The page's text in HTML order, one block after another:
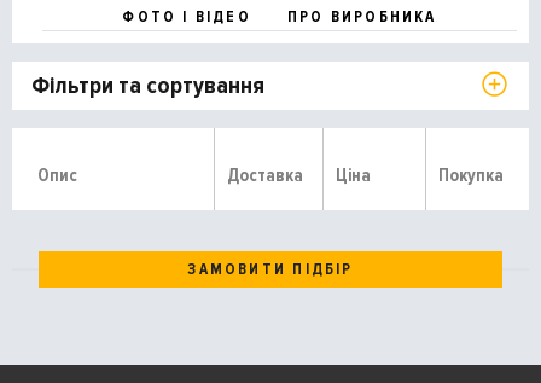
ФОТО І ВІДЕО
ПРО ВИРОБНИКА
Фільтри та сортування
Опис Доставка Ціна Покупка
ЗАМОВИТИ ПІДБІР